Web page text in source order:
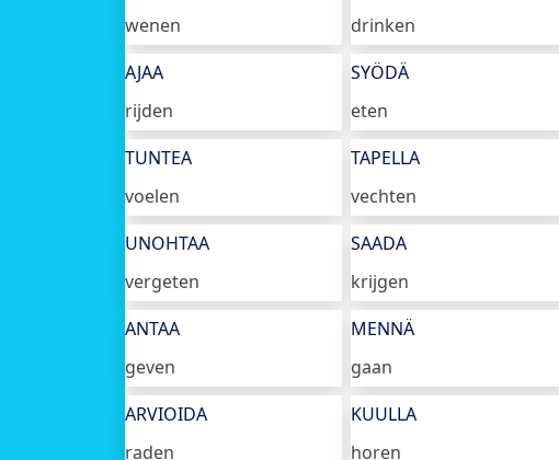
wenen
drinken
AJAA
rijden
SYÖDÄ
eten
TUNTEA
voelen
TAPELLA
vechten
UNOHTAA
vergeten
SAADA
krijgen
ANTAA
geven
MENNÄ
gaan
ARVIOIDA
raden
KUULLA
horen